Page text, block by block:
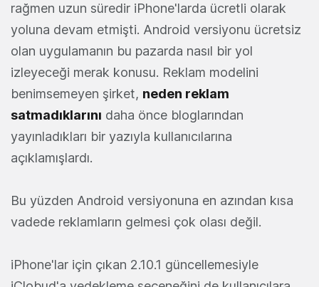
rağmen uzun süredir iPhone'larda ücretli olarak
yoluna devam etmişti. Android versiyonu ücretsiz
olan uygulamanın bu pazarda nasıl bir yol
izleyeceği merak konusu. Reklam modelini
benimsemeyen şirket, neden reklam
satmadıklarını daha önce bloglarından
yayınladıkları bir yazıyla kullanıcılarına
açıklamışlardı.
Bu yüzden Android versiyonuna en azından kısa
vadede reklamların gelmesi çok olası değil.
iPhone'lar için çıkan 2.10.1 güncellemesiyle